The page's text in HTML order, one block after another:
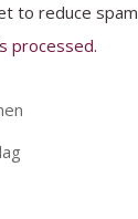
to reduce
processed.